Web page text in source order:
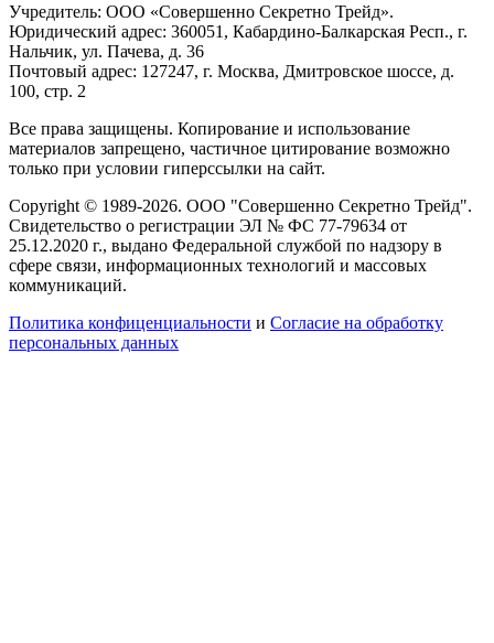
Учредитель: ООО «Совершенно Секретно Трейд».
Юридический адрес: 360051, Кабардино-Балкарская Респ., г.
Нальчик, ул. Пачева, д. 36
Почтовый адрес: 127247, г. Москва, Дмитровское шоссе, д.
100, стр. 2
Все права защищены. Копирование и использование
материалов запрещено, частичное цитирование возможно
только при условии гиперссылки на сайт.
Copyright © 1989-2026. ООО "Совершенно Секретно Трейд".
Свидетельство о регистрации ЭЛ № ФС 77-79634 от
25.12.2020 г., выдано Федеральной службой по надзору в
сфере связи, информационных технологий и массовых
коммуникаций.
Политика конфиценциальности и Согласие на обработку
персональных данных